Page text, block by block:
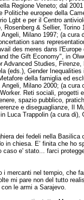
Regione Veneto; dal
europee della
Lgbt e per il Centro
& Sellier,
Milano 1997; (a cura
sans
des meres dans
the Gift Economy", in
Studies,
(eds.), Gender
della famiglia ed
Milano 2000; (a
Reti sociali, progetti
spazio pubblico,
e diseguaglianze, Il
Luca Trappolin (a cura
dei fedeli nella
chiesa. E’ finita che ho
e' stato... farci
i mercanti nel tempio, che
mi pare non del tutto
le armi a Sarajevo.